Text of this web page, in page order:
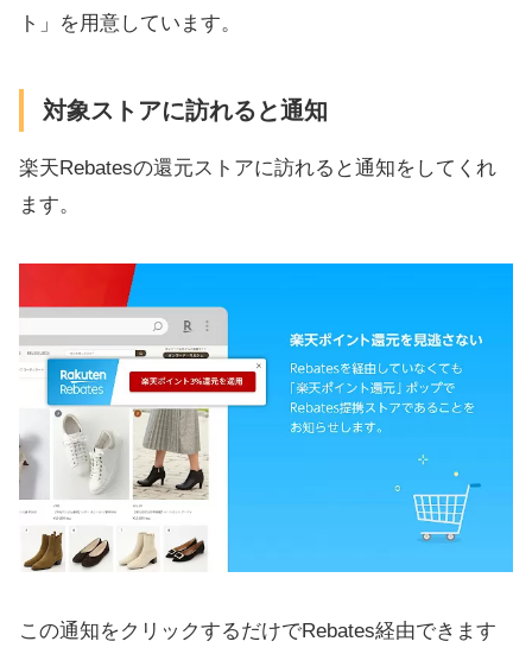
ト」を用意しています。
対象ストアに訪れると通知
楽天Rebatesの還元ストアに訪れると通知をしてくれ
ます。
この通知をクリックするだけでRebates経由できます